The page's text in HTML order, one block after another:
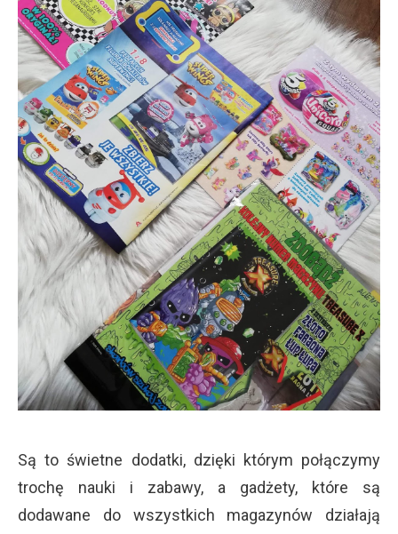
Są to świetne dodatki, dzięki którym połączymy
trochę nauki i zabawy, a gadżety, które są
dodawane do wszystkich magazynów działają